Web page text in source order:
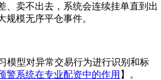
、卖不出去，系统会连续挂单直到出
模无序平仓事件。
模型对异常交易行为进行识别和标
警系统在专业配资中的作用 】。